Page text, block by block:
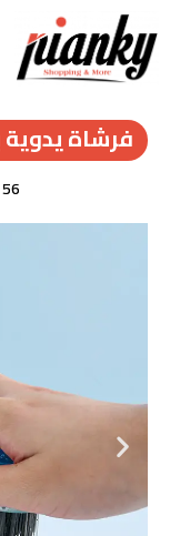
فرشاة
156 من